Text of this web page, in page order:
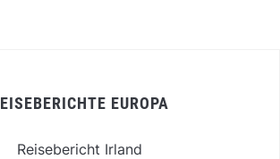
EUROPA
Reisebericht Irland